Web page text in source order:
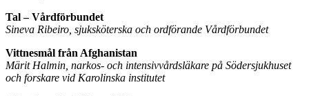
Tal – Vårdförbundet
Sineva Ribeiro, sjuksköterska och ordförande Vårdförbundet
Vittnesmål från Afghanistan
Märit Halmin, narkos- och intensivvårdsläkare på Södersjukhuset
och forskare vid Karolinska institutet